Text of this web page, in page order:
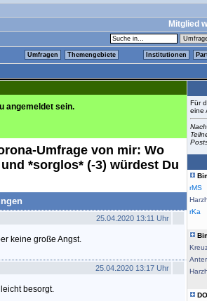
Mitglied
Umfragen Themengebiete Institutionen
angemeldet sein.
Umfrage von mir: Wo
*sorglos* (-3) würdest Du
25.04.2020 13:11 Uhr
keine große Angst.
25.04.2020 13:17 Uhr
besorgt.
Für
eine
rMS
rKa